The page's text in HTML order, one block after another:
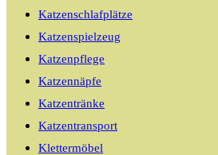
Katzenschlafplätze
Katzenspielzeug
Katzenpflege
Katzennäpfe
Katzentränke
Katzentransport
Klettermöbel